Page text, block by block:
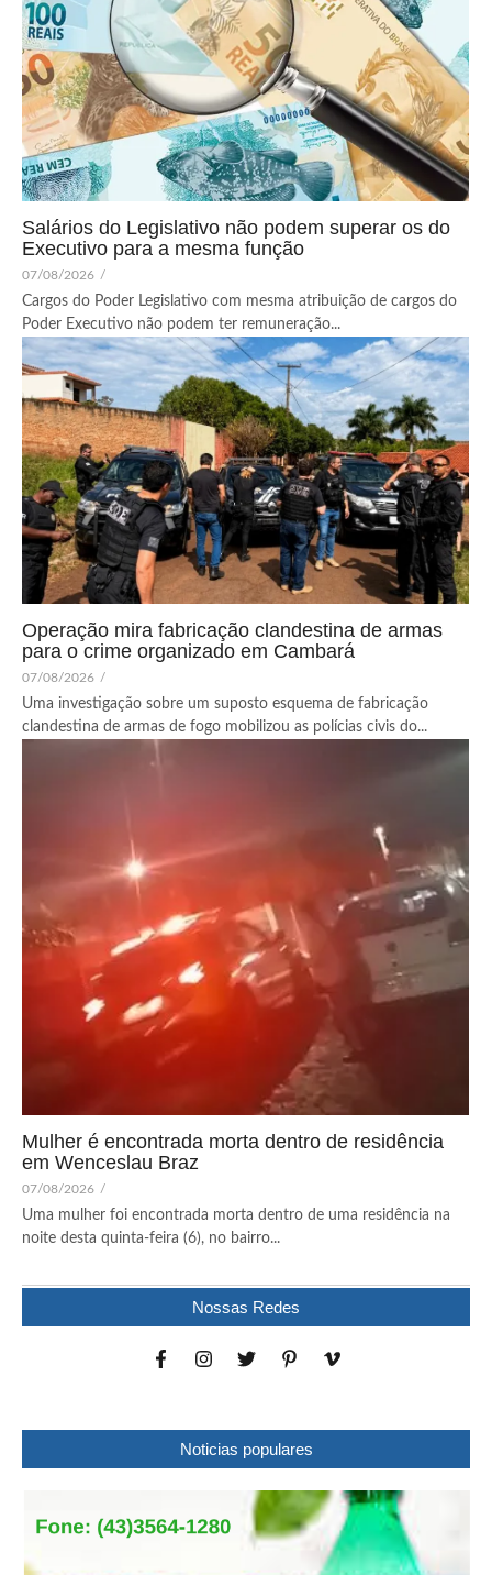
Salários do Legislativo não podem superar os do
Executivo para a mesma função
07/08/2026 /
Cargos do Poder Legislativo com mesma atribuição de cargos do
Poder Executivo não podem ter remuneração...
Operação mira fabricação clandestina de armas
para o crime organizado em Cambará
07/08/2026 /
Uma investigação sobre um suposto esquema de fabricação
clandestina de armas de fogo mobilizou as polícias civis do...
Mulher é encontrada morta dentro de residência
em Wenceslau Braz
07/08/2026 /
Uma mulher foi encontrada morta dentro de uma residência na
noite desta quinta-feira (6), no bairro...
Nossas Redes
Noticias populares